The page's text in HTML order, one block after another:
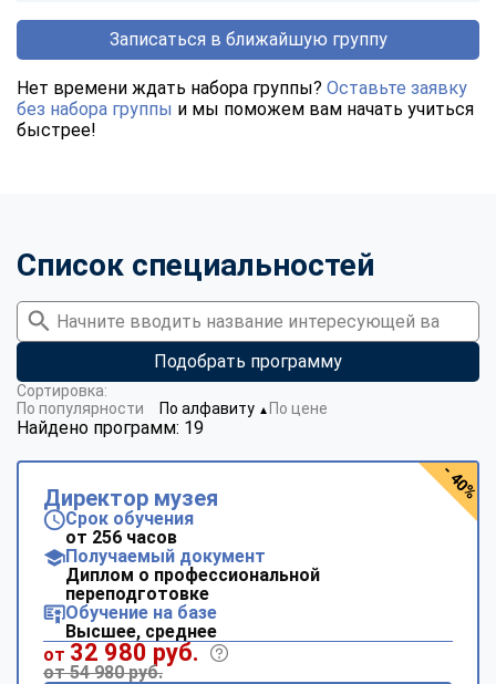
Записаться в ближайшую группу
Нет времени ждать набора группы? Оставьте заявку
без набора группы и мы поможем вам начать учиться
быстрее!
Список специальностей
Подобрать программу
Найдено программ: 19
Сортировка:
По популярности
По алфавиту ▼ По цене
Директор музея
Срок обучения
от 256 часов
Получаемый документ
Диплом о профессиональной
переподготовке
Обучение на базе
Высшее, среднее
от 32 980 руб.
от 54 980 руб.
- 40%